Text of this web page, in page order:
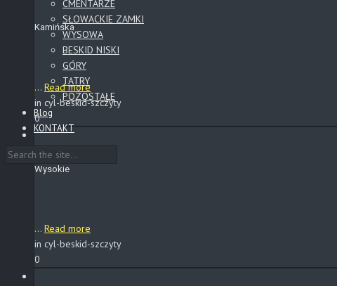
CMENTARZE
SŁOWACKIE ZAMKI
WYSOWA
BESKID NISKI
GÓRY
TATRY
POZOSTAŁE
Blog
KONTAKT
Kamińska
... Read more
in cyl-beskid-szczyty
0
Wysokie
... Read more
in cyl-beskid-szczyty
0